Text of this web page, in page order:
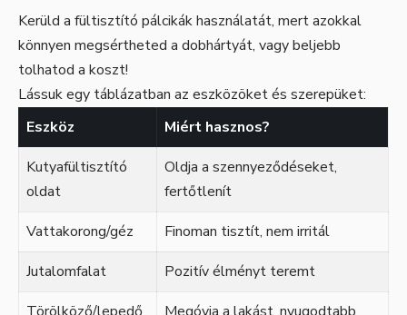
Kerüld a fültisztító pálcikák használatát, mert azokkal
könnyen megsértheted a dobhártyát, vagy beljebb
tolhatod a koszt!
Lássuk egy táblázatban az eszközöket és szerepüket:
Eszköz
Miért hasznos?
Kutyafültisztító
oldat
Oldja a szennyeződéseket,
fertőtlenít
Vattakorong/géz
Finoman tisztít, nem irritál
Jutalomfalat
Pozitív élményt teremt